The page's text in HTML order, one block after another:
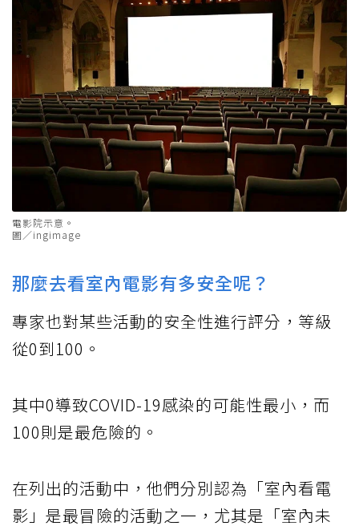
電影院示意。
圖／ingimage
那麼去看室內電影有多安全呢？
專家也對某些活動的安全性進行評分，等級
從0到100。
其中0導致COVID-19感染的可能性最小，而
100則是最危險的。
在列出的活動中，他們分別認為「室內看電
影」是最冒險的活動之一，尤其是「室內未